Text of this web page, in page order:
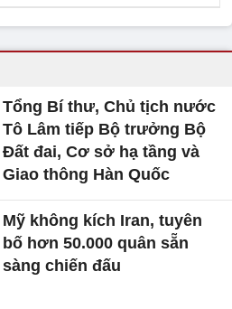
Tổng Bí thư, Chủ tịch nước
Tô Lâm tiếp Bộ trưởng Bộ
Đất đai, Cơ sở hạ tầng và
Giao thông Hàn Quốc
Mỹ không kích Iran, tuyên
bố hơn 50.000 quân sẵn
sàng chiến đấu